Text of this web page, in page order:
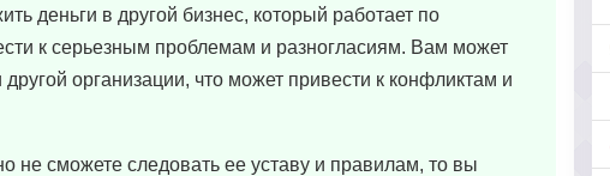
деньги в другой бизнес, который работает по
к серьезным проблемам и разногласиям. Вам может
организации, что может привести к конфликтам и
не сможете следовать ее уставу и правилам, то вы